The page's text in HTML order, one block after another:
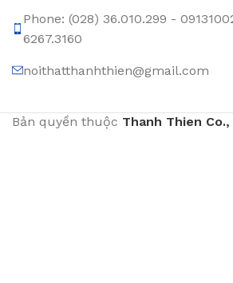
Phone: (028) 36.010.299 -
6267.3160
noithatthanhthien@gmail.com
Bản quyền thuộc Thanh Thien